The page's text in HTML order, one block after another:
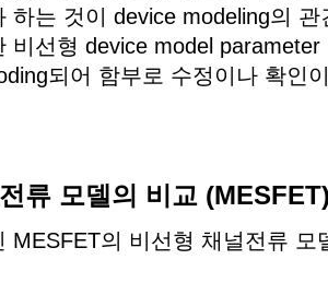
하는 것이 device modeling의
비선형 device model
되어 함부로 수정이나 확인
류 모델의 비교
MESFET의 비선형 채널전류 모